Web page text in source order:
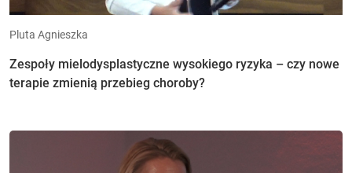
Pluta Agnieszka
Zespoły mielodysplastyczne wysokiego ryzyka – czy nowe
terapie zmienią przebieg choroby?